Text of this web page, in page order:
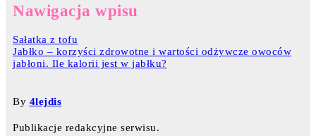
Nawigacja wpisu
Sałatka z tofu
Jabłko – korzyści zdrowotne i wartości odżywcze owoców
jabłoni. Ile kalorii jest w jabłku?
By 4lejdis
Publikacje redakcyjne serwisu.